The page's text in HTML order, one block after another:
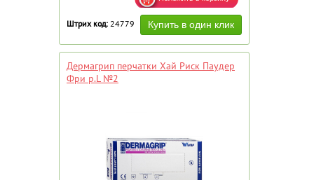
Штрих код: 24779
Дермагрип перчатки Хай Риск Паудер
Фри р.L №2